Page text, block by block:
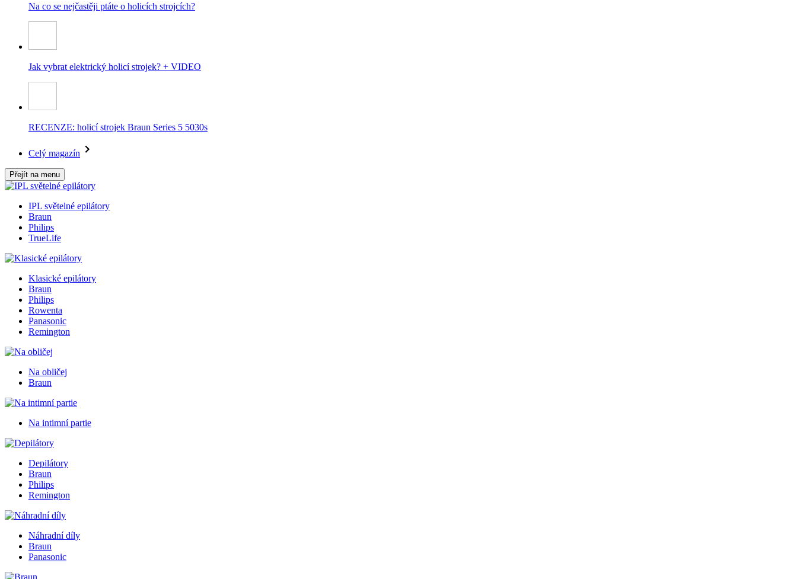
Na co se nejčastěji ptáte o holicích strojcích?
Jak vybrat elektrický holicí strojek? + VIDEO
RECENZE: holicí strojek Braun Series 5 5030s
Celý magazín
Přejít na menu
IPL světelné epilátory
Braun
Philips
TrueLife
Klasické epilátory
Braun
Philips
Rowenta
Panasonic
Remington
Na obličej
Braun
Na intimní partie
Depilátory
Braun
Philips
Remington
Náhradní díly
Braun
Panasonic